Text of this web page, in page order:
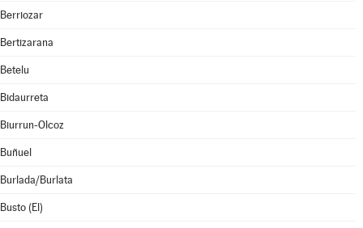
Berriozar
Bertizarana
Betelu
Bidaurreta
Biurrun-Olcoz
Buñuel
Burlada/Burlata
Busto (El)